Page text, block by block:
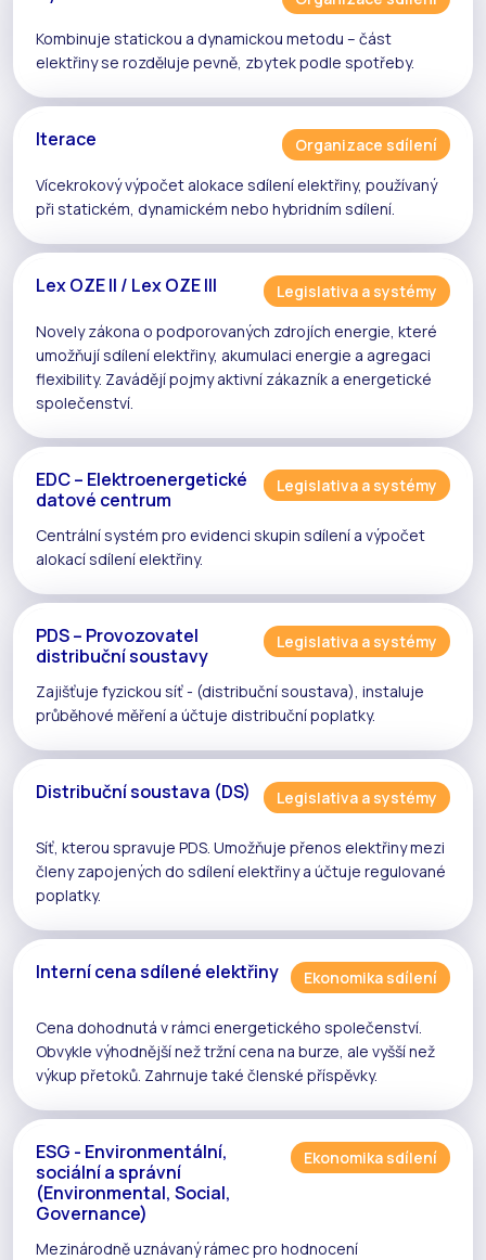
Kombinuje statickou a dynamickou metodu – část
elektřiny se rozděluje pevně, zbytek podle spotřeby.
Iterace
Organizace sdílení
Vícekrokový výpočet alokace sdílení elektřiny, používaný
při statickém, dynamickém nebo hybridním sdílení.
Lex OZE II / Lex OZE III
Legislativa a systémy
Novely zákona o podporovaných zdrojích energie, které
umožňujísdílení elektřiny, akumulaci energie a agregaci
flexibility. Zavádějí pojmyaktivní zákazník a energetické
společenství.
EDC – Elektroenergetické
datové centrum
Legislativa a systémy
Centrální systém pro evidenci skupin sdílení a výpočet
alokacísdílení elektřiny.
PDS – Provozovatel
distribuční soustavy
Legislativa a systémy
Zajišťuje fyzickou síť - (distribuční soustava), instaluje
průběhové měření a účtuje distribuční poplatky.
Distribuční soustava (DS) Legislativa a systémy
Síť, kterou spravuje PDS. Umožňuje přenos elektřiny mezi
členy zapojených do sdílení elektřinya účtuje regulované
poplatky.
Interní cena sdílené elektřiny Ekonomika sdílení
Cena dohodnutá v rámci energetického společenství.
Obvykle výhodnější než tržní cena na burze, ale vyšší než
výkup přetoků. Zahrnuje také členské příspěvky.
ESG - Environmentální,
sociální a správní
(Environmental, Social,
Governance)
Ekonomika sdílení
Mezinárodně uznávaný rámec pro hodnocení